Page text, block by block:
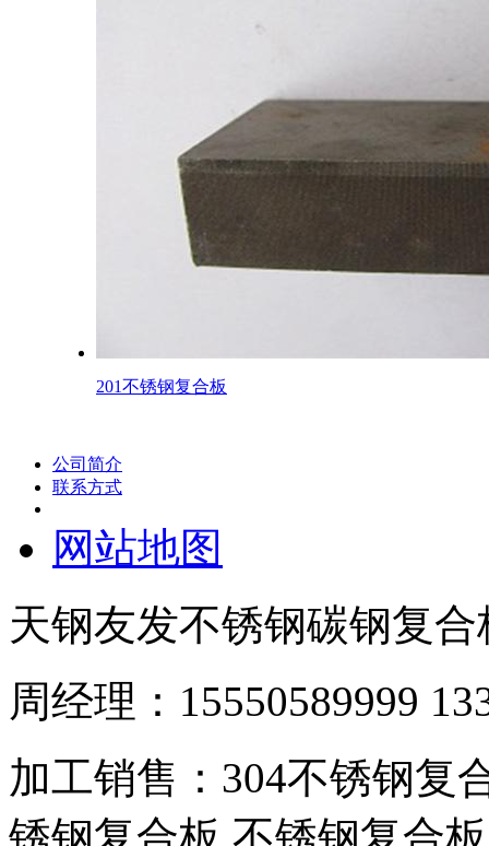
201不锈钢复合板
公司简介
联系方式
网站地图
天钢友发不锈钢碳钢复合
周经理：15550589999
加工销售：304不锈钢复
锈钢复合板,不锈钢复合